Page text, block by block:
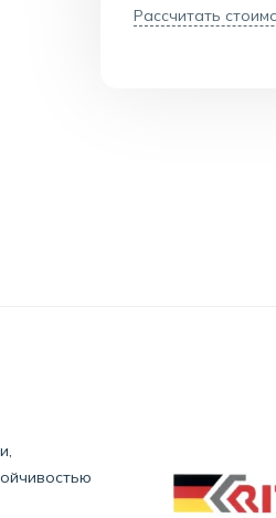
Рассчитать